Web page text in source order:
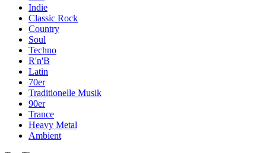
Indie
Classic Rock
Country
Soul
Techno
R'n'B
Latin
70er
Traditionelle Musik
90er
Trance
Heavy Metal
Ambient